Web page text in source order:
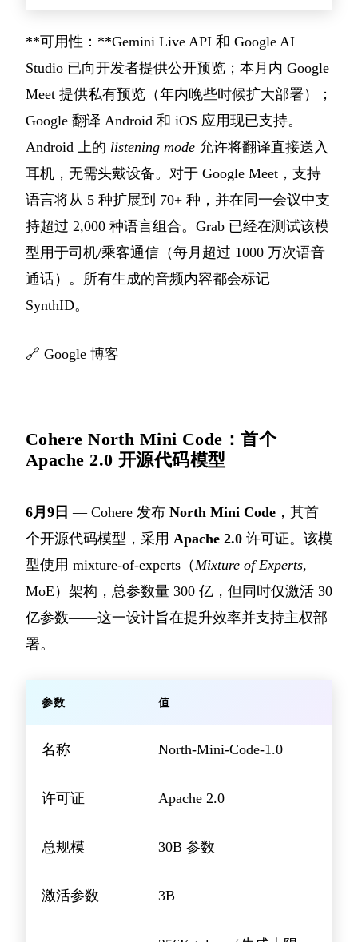
**可用性：**Gemini Live API 和 Google AI
Studio 已向开发者提供公开预览；本月内 Google
Meet 提供私有预览（年内晚些时候扩大部署）；
Google 翻译 Android 和 iOS 应用现已支持。
Android 上的 listening mode 允许将翻译直接送入
耳机，无需头戴设备。对于 Google Meet，支持
语言将从 5 种扩展到 70+ 种，并在同一会议中支
持超过 2,000 种语言组合。Grab 已经在测试该模
型用于司机/乘客通信（每月超过 1000 万次语音
通话）。所有生成的音频内容都会标记
SynthID。
🔗 Google 博客
Cohere North Mini Code：首个
Apache 2.0 开源代码模型
6月9日 — Cohere 发布 North Mini Code ，其首
个开源代码模型，采用 Apache 2.0 许可证。该模
型使用 mixture-of-experts（Mixture of Experts,
MoE）架构，总参数量 300 亿，但同时仅激活 30
亿参数——这一设计旨在提升效率并支持主权部
署。
参数 值
名称 North-Mini-Code-1.0
许可证 Apache 2.0
总规模 30B 参数
激活参数 3B